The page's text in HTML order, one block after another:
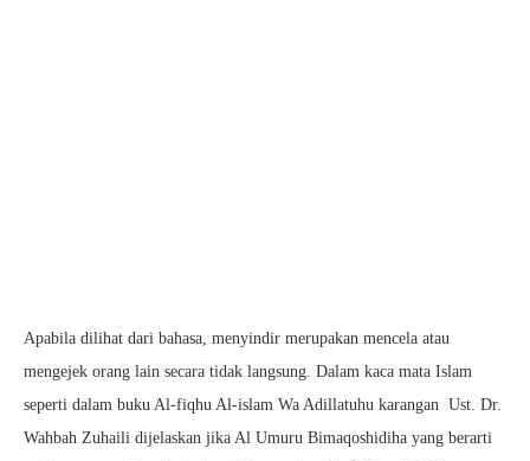
Apabila dilihat dari bahasa, menyindir merupakan mencela atau
mengejek orang lain secara tidak langsung. Dalam kaca mata Islam
seperti dalam buku Al-fiqhu Al-islam Wa Adillatuhu karangan Ust. Dr.
Wahbah Zuhaili dijelaskan jika Al Umuru Bimaqoshidiha yang berarti